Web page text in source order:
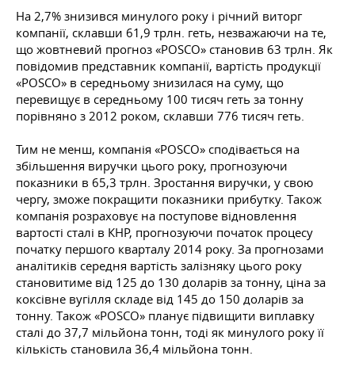
На 2,7% знизився минулого року і річний виторг
компанії, склавши 61,9 трлн. геть, незважаючи на те,
що жовтневий прогноз «POSCO» становив 63 трлн. Як
повідомив представник компанії, вартість продукції
«POSCO» в середньому знизилася на суму, що
перевищує в середньому 100 тисяч геть за тонну
порівняно з 2012 роком, склавши 776 тисяч геть.
Тим не менш, компанія «POSCO» сподівається на
збільшення виручки цього року, прогнозуючи
показники в 65,3 трлн. Зростання виручки, у свою
чергу, зможе покращити показники прибутку. Також
компанія розраховує на поступове відновлення
вартості сталі в КНР, прогнозуючи початок процесу
початку першого кварталу 2014 року. За прогнозами
аналітиків середня вартість залізняку цього року
становитиме від 125 до 130 доларів за тонну, ціна за
коксівне вугілля складе від 145 до 150 доларів за
тонну. Також «POSCO» планує підвищити виплавку
сталі до 37,7 мільйона тонн, тоді як минулого року її
кількість становила 36,4 мільйона тонн.